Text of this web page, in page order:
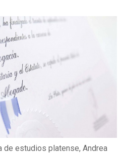
de estudios platense, Andrea